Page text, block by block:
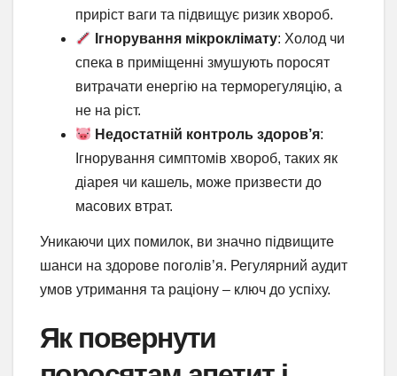
приріст ваги та підвищує ризик хвороб.
Ігнорування мікроклімату: Холод чи
спека в приміщенні змушують поросят
витрачати енергію на терморегуляцію, а
не на ріст.
Недостатній контроль здоров’я:
Ігнорування симптомів хвороб, таких як
діарея чи кашель, може призвести до
масових втрат.
Уникаючи цих помилок, ви значно підвищите
шанси на здорове поголів’я. Регулярний аудит
умов утримання та раціону – ключ до успіху.
Як повернути